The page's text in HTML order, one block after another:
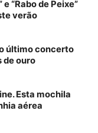
“Rabo de Peixe”
verão
último concerto
de ouro
Esta mochila
aérea